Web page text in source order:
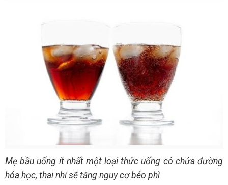
Mẹ bầu uống ít nhất một loại thức uống có chứa đường
hóa học, thai nhi sẽ tăng nguy cơ béo phì